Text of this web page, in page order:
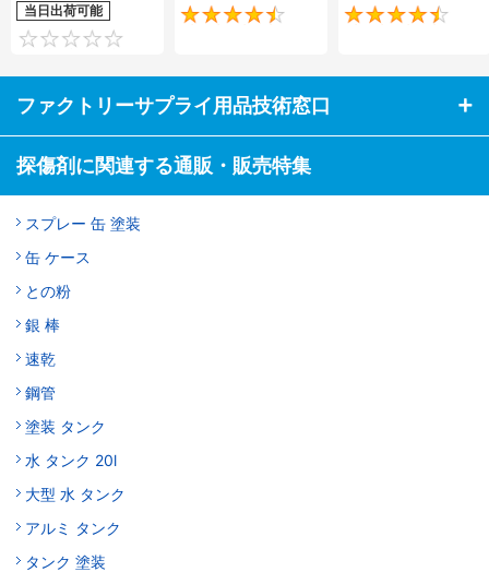
当日出荷可能 4.7
ファクトリーサプライ用品技術窓口
探傷剤に関連する通販・販売特集
スプレー 缶 塗装
缶 ケース
との粉
銀 棒
速乾
鋼管
塗装 タンク
水 タンク 20l
大型 水 タンク
アルミ タンク
タンク 塗装